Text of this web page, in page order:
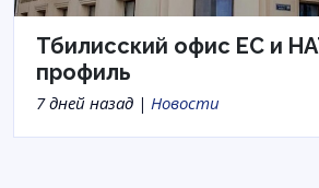
Тбилисский офис ЕС и
профиль
7 дней назад | Новости